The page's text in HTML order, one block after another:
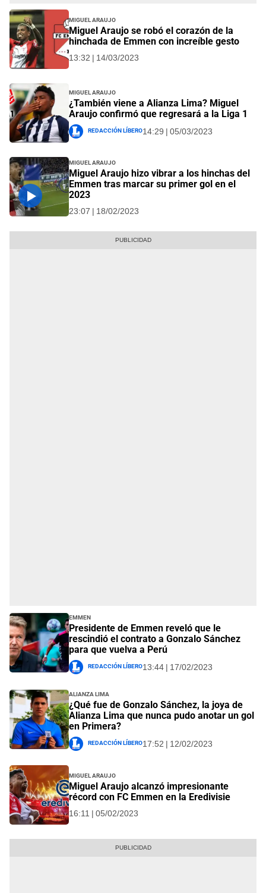
Miguel Araujo
Miguel Araujo se robó el corazón de la
hinchada de Emmen con increíble gesto
13:32 | 14/03/2023
Miguel Araujo
¿También viene a Alianza Lima? Miguel
Araujo confirmó que regresará a la Liga 1
Redacción Líbero14:29 | 05/03/2023
Miguel Araujo
Miguel Araujo hizo vibrar a los hinchas del
Emmen tras marcar su primer gol en el
2023
23:07 | 18/02/2023
Emmen
Presidente de Emmen reveló que le
rescindió el contrato a Gonzalo Sánchez
para que vuelva a Perú
Redacción Líbero13:44 | 17/02/2023
Alianza Lima
¿Qué fue de Gonzalo Sánchez, la joya de
Alianza Lima que nunca pudo anotar un gol
en Primera?
Redacción Líbero17:52 | 12/02/2023
Miguel Araujo
Miguel Araujo alcanzó impresionante
récord con FC Emmen en la Eredivisie
16:11 | 05/02/2023